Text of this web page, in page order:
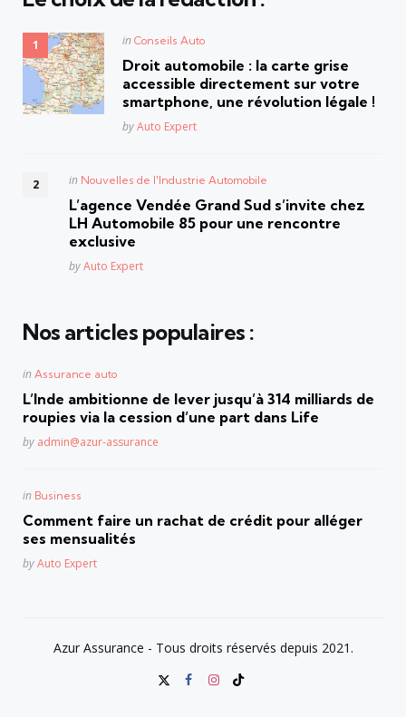
Posted
in Conseils Auto
Droit automobile : la carte grise
accessible directement sur votre
smartphone, une révolution légale !
Posted
byAuto Expert
Posted
in Nouvelles de l'Industrie Automobile
L’agence Vendée Grand Sud s’invite chez
LH Automobile 85 pour une rencontre
exclusive
Posted
byAuto Expert
Nos articles populaires :
Posted
in Assurance auto
L’Inde ambitionne de lever jusqu’à 314 milliards de
roupies via la cession d’une part dans Life
Posted
by admin@azur-assurance
Posted
in Business
Comment faire un rachat de crédit pour alléger
ses mensualités
Posted
byAuto Expert
Azur Assurance - Tous droits réservés depuis 2021.